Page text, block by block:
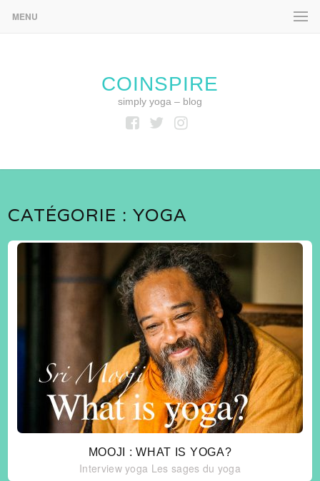
MENU
COINSPIRE
simply yoga – blog
CATÉGORIE :YOGA
MOOJI : WHAT IS YOGA?
Interview yoga Les sages du yoga